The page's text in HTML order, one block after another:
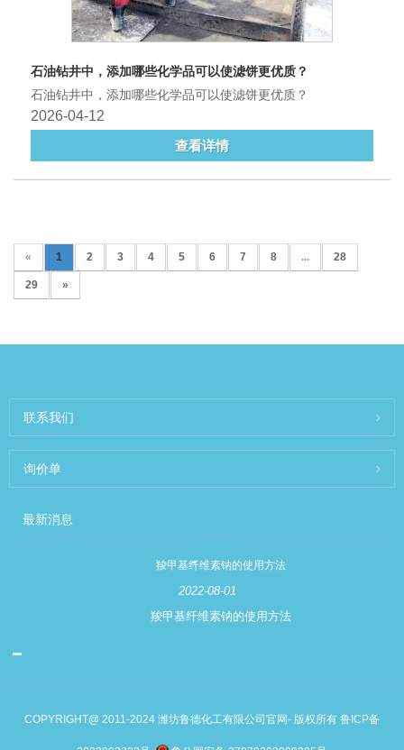
石油钻井中，添加哪些化学品可以使滤饼更优质？
石油钻井中，添加哪些化学品可以使滤饼更优质？
2026-04-12
查看详情
« 1 2 3 4 5 6 7 8 ... 28
29 »
联系我们
询价单
最新消息
羧甲基纤维素钠的使用方法
2022-08-01
羧甲基纤维素钠的使用方法
COPYRIGHT@ 2011-2024 潍坊鲁德化工有限公司官网- 版权所有 鲁ICP备